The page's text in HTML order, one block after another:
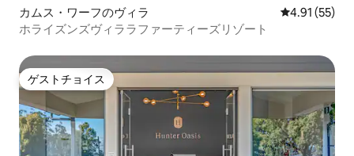
カムス・ワーフのヴィラ レビュー55
4.91 (55)
ホライズンズヴィララファーティーズリゾート
ゲストチョイス
ゲストチョイス